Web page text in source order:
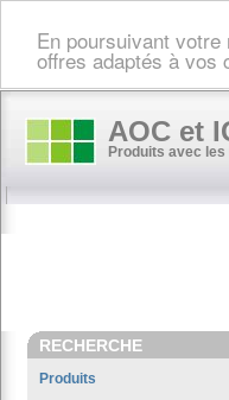
En poursuivant
offres adaptés à vos
AOC et
Produits avec les
RECHERCHE
Produits